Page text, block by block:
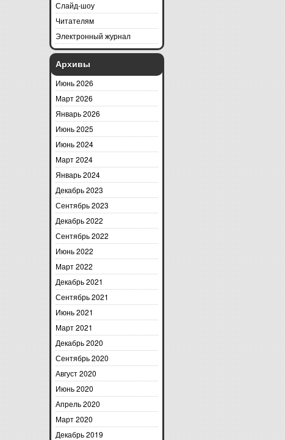
Слайд-шоу
Читателям
Электронный журнал
Архивы
Июнь 2026
Март 2026
Январь 2026
Июнь 2025
Июнь 2024
Март 2024
Январь 2024
Декабрь 2023
Сентябрь 2023
Декабрь 2022
Сентябрь 2022
Июнь 2022
Март 2022
Декабрь 2021
Сентябрь 2021
Июнь 2021
Март 2021
Декабрь 2020
Сентябрь 2020
Август 2020
Июнь 2020
Апрель 2020
Март 2020
Декабрь 2019